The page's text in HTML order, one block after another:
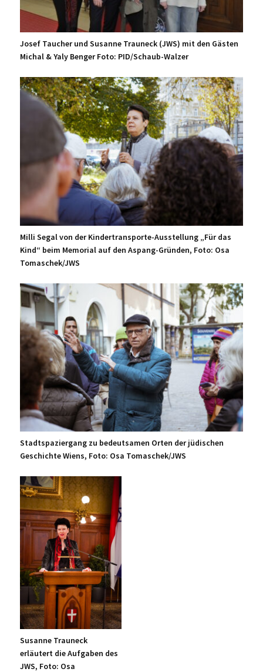
Josef Taucher und Susanne Trauneck (JWS) mit den Gästen
Michal & Yaly Benger Foto: PID/Schaub-Walzer
Milli Segal von der Kindertransporte-Ausstellung „Für das
Kind“ beim Memorial auf den Aspang-Gründen, Foto: Osa
Tomaschek/JWS
Stadtspaziergang zu bedeutsamen Orten der jüdischen
Geschichte Wiens, Foto: Osa Tomaschek/JWS
Susanne Trauneck
erläutert die Aufgaben des
JWS, Foto: Osa